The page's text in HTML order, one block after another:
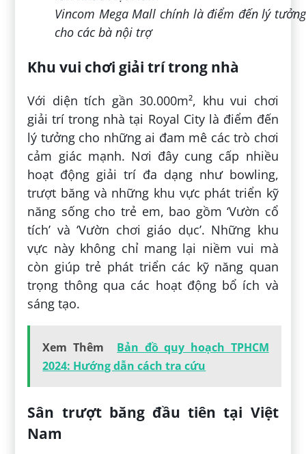
Vincom Mega Mall chính là điểm đến lý tưởng
cho các bà nội trợ
Khu vui chơi giải trí trong nhà
Với diện tích gần 30.000m², khu vui chơi
giải trí trong nhà tại Royal City là điểm đến
lý tưởng cho những ai đam mê các trò chơi
cảm giác mạnh. Nơi đây cung cấp nhiều
hoạt động giải trí đa dạng như bowling,
trượt băng và những khu vực phát triển kỹ
năng sống cho trẻ em, bao gồm ‘Vườn cổ
tích’ và ‘Vườn chơi giáo dục’. Những khu
vực này không chỉ mang lại niềm vui mà
còn giúp trẻ phát triển các kỹ năng quan
trọng thông qua các hoạt động bổ ích và
sáng tạo.
Xem Thêm
Bản đồ quy hoạch TPHCM
2024: Hướng dẫn cách tra cứu
Sân trượt băng đầu tiên tại Việt
Nam